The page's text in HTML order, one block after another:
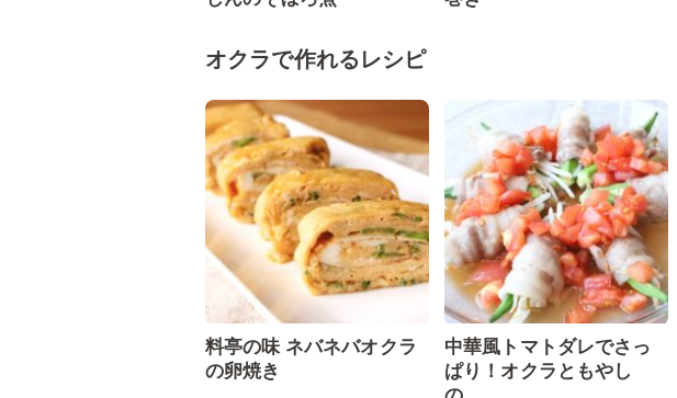
オクラで作れるレシピ
料亭の味 ネバネバオクラ
の卵焼き
中華風トマトダレでさっ
ぱり！オクラともやし